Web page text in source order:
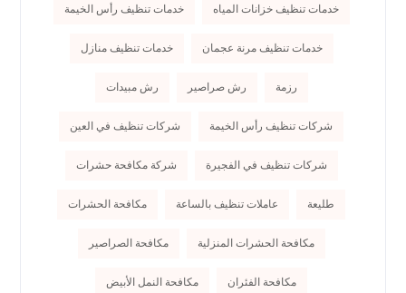
خدمات تنظيف خزانات المياه خدمات تنظيف رأس الخيمة
خدمات تنظيف مرنة عجمان خدمات تنظيف منازل
رزمة رش صراصير رش مبيدات
شركات تنظيف رأس الخيمة شركات تنظيف في العين
شركات تنظيف في الفجيرة شركة مكافحة حشرات
طليعة عاملات تنظيف بالساعة مكافحة الحشرات
مكافحة الحشرات المنزلية مكافحة الصراصير
مكافحة الفئران مكافحة النمل الأبيض